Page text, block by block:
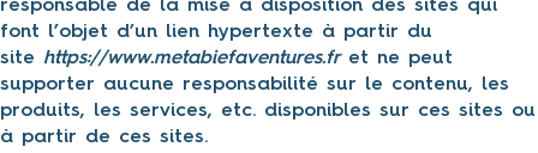
responsable de la mise à disposition des sites qui
font l’objet d’un lien hypertexte à partir du
site https://www.metabiefaventures.fret ne peut
supporter aucune responsabilité sur le contenu, les
produits, les services, etc. disponibles sur ces sites ou
à partir de ces sites.